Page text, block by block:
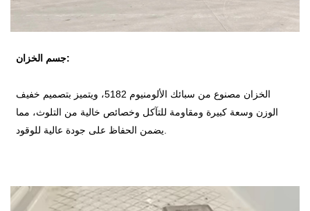
جسم الخزان:
الخزان مصنوع من سبائك الألومنيوم 5182، ويتميز بتصميم خفيف
الوزن وسعة كبيرة ومقاومة للتآكل وخصائص خالية من التلوث، مما